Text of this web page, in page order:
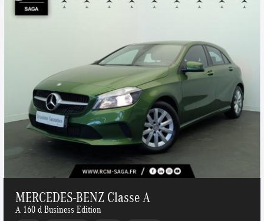
MERCEDES-BENZ Classe A
A 160 d Business Edition